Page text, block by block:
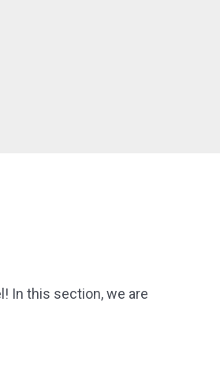
In this section, we are